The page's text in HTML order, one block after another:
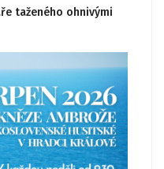
taženého ohnivými